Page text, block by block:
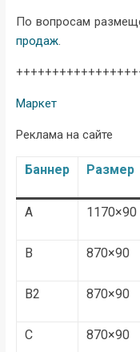
По вопросам
продаж.
Маркет
Реклама на сайте
Баннер Размер
A
1170×90
B
870×90
B2
870×90
C
870×90